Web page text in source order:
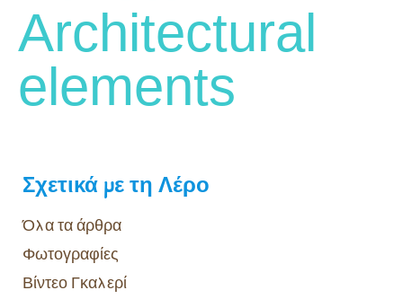
Architectural
elements
Σχετικά με τη Λέρο
Όλα τα άρθρα
Φωτογραφίες
Βίντεο Γκαλερί